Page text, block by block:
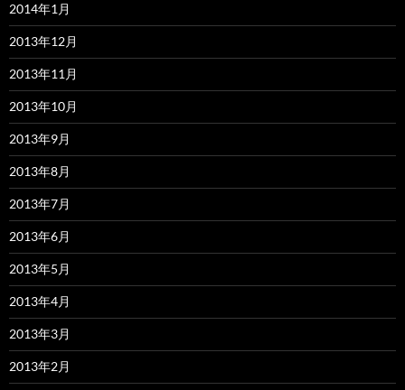
2014年1月
2013年12月
2013年11月
2013年10月
2013年9月
2013年8月
2013年7月
2013年6月
2013年5月
2013年4月
2013年3月
2013年2月